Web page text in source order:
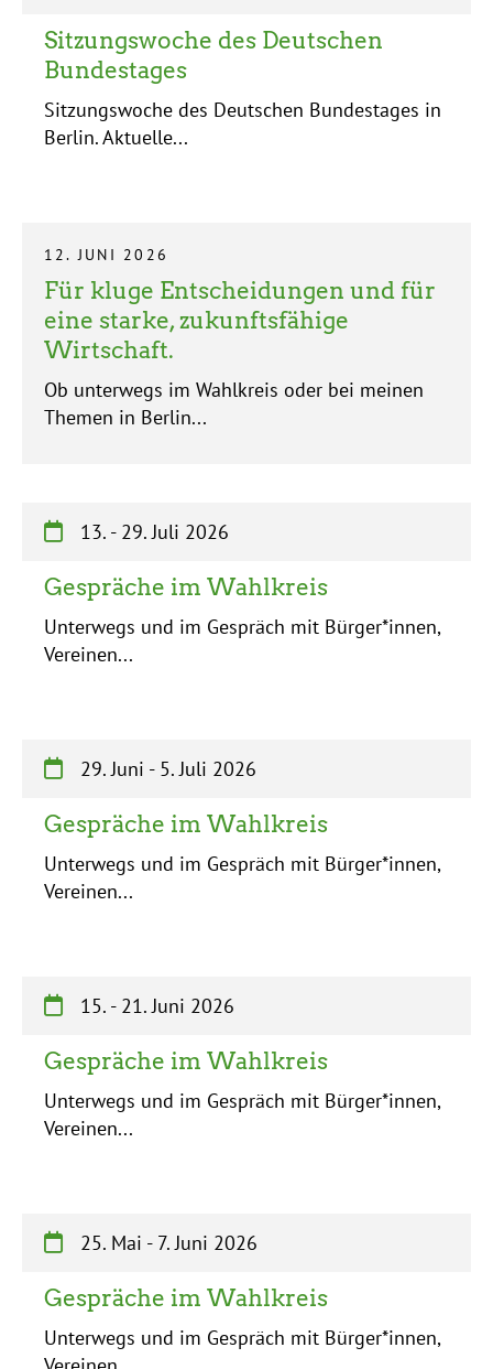
Sitzungswoche des Deutschen
Bundestages
Sitzungswoche des Deutschen Bundestages in
Berlin. Aktuelle...
12. JUNI 2026
Für kluge Entscheidungen und für
eine starke, zukunftsfähige
Wirtschaft.
Ob unterwegs im Wahlkreis oder bei meinen
Themen in Berlin...
13. - 29. Juli 2026
Gespräche im Wahlkreis
Unterwegs und im Gespräch mit Bürger*innen,
Vereinen...
29. Juni - 5. Juli 2026
Gespräche im Wahlkreis
Unterwegs und im Gespräch mit Bürger*innen,
Vereinen...
15. - 21. Juni 2026
Gespräche im Wahlkreis
Unterwegs und im Gespräch mit Bürger*innen,
Vereinen...
25. Mai - 7. Juni 2026
Gespräche im Wahlkreis
Unterwegs und im Gespräch mit Bürger*innen,